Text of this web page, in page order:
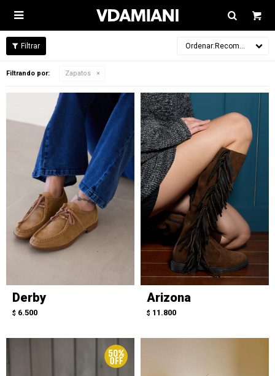

Recomendados
Filtrando por: Zapatos
Derby
$ 6.500
Arizona
$ 11.800